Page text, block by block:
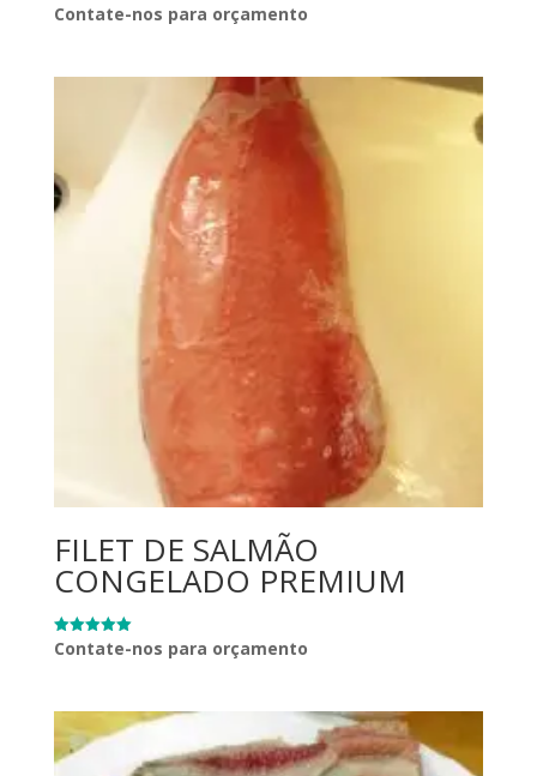
Contate-nos para orçamento
FILET DE SALMÃO
CONGELADO PREMIUM
Avaliação
5.00
Contate-nos para orçamento